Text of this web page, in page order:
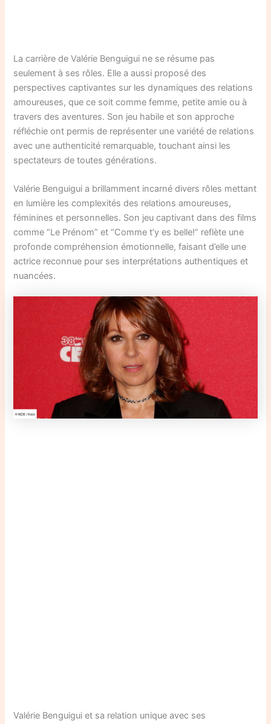
La carrière de Valérie Benguigui ne se résume pas
seulement à ses rôles. Elle a aussi proposé des
perspectives captivantes sur les dynamiques des relations
amoureuses, que ce soit comme femme, petite amie ou à
travers des aventures. Son jeu habile et son approche
réfléchie ont permis de représenter une variété de relations
avec une authenticité remarquable, touchant ainsi les
spectateurs de toutes générations.
Valérie Benguigui a brillamment incarné divers rôles mettant
en lumière les complexités des relations amoureuses,
féminines et personnelles. Son jeu captivant dans des films
comme “Le Prénom” et “Comme t’y es belle!” reflète une
profonde compréhension émotionnelle, faisant d’elle une
actrice reconnue pour ses interprétations authentiques et
nuancées.
Valérie Benguigui et sa relation unique avec ses